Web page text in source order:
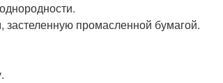
промасленной бумагой.